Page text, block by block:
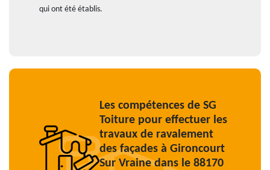
qui ont été établis.
Les compétences de SG
Toiture pour effectuer les
travaux de ravalement
des façades à Gironcourt
Sur Vraine dans le 88170